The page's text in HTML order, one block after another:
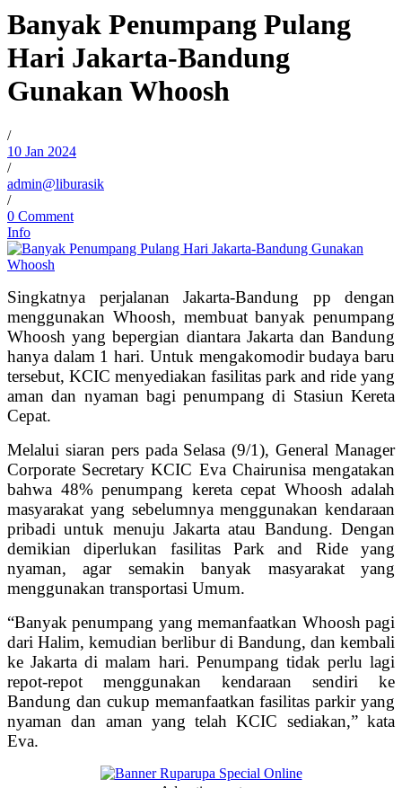
Banyak Penumpang Pulang
Hari Jakarta-Bandung
Gunakan Whoosh
/
10 Jan 2024
/
admin@liburasik
/
0 Comment
Info
Singkatnya perjalanan Jakarta-Bandung pp dengan
menggunakan Whoosh, membuat banyak penumpang
Whoosh yang bepergian diantara Jakarta dan Bandung
hanya dalam 1 hari. Untuk mengakomodir budaya baru
tersebut, KCIC menyediakan fasilitas park and ride yang
aman dan nyaman bagi penumpang di Stasiun Kereta
Cepat.
Melalui siaran pers pada Selasa (9/1), General Manager
Corporate Secretary KCIC Eva Chairunisa mengatakan
bahwa 48% penumpang kereta cepat Whoosh adalah
masyarakat yang sebelumnya menggunakan kendaraan
pribadi untuk menuju Jakarta atau Bandung. Dengan
demikian diperlukan fasilitas Park and Ride yang
nyaman, agar semakin banyak masyarakat yang
menggunakan transportasi Umum.
“Banyak penumpang yang memanfaatkan Whoosh pagi
dari Halim, kemudian berlibur di Bandung, dan kembali
ke Jakarta di malam hari. Penumpang tidak perlu lagi
repot-repot menggunakan kendaraan sendiri ke
Bandung dan cukup memanfaatkan fasilitas parkir yang
nyaman dan aman yang telah KCIC sediakan,” kata
Eva.